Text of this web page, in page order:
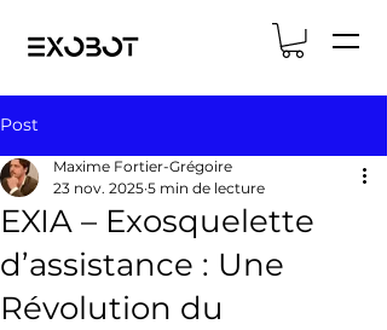
Post
EXIA – Exosquelette
d’assistance : Une
Révolution du
Maxime Fortier-Grégoire
23 nov. 2025 5 min de lecture